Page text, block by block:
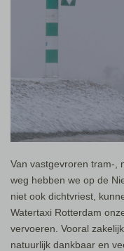
Van vastgevroren tram-,
weg hebben we op de
niet ook dichtvriest,
Watertaxi Rotterdam
vervoeren. Vooral
natuurlijk dankbaar en